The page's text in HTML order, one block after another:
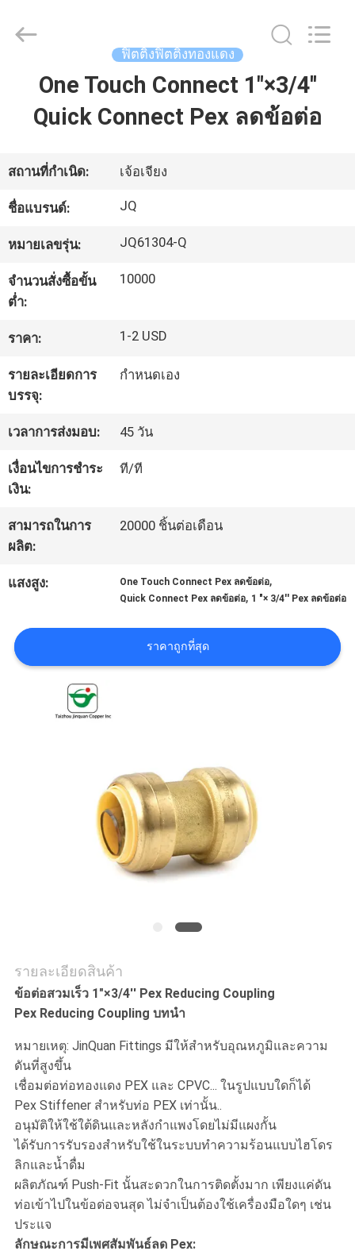
บ้าน
เกี่ยว
กับ
เรา
ทัวร์
โรงงาน
ควบคุม
คุณภาพ
ติดต่อ
เรา
ข่าว
POLICY
JinQuan
Copper
ฟิตติ้งฟิตติ้งทองแดง
One Touch Connect 1"×3/4''
Quick Connect Pex ลดข้อต่อ
สถานที่กำเนิด: เจ้อเจียง
ชื่อแบรนด์: JQ
หมายเลขรุ่น: JQ61304-Q
จำนวนสั่งซื้อขั้น
ต่ำ:
10000
ราคา: 1-2 USD
รายละเอียดการ
บรรจุ:
กำหนดเอง
เวลาการส่งมอบ: 45 วัน
เงื่อนไขการชำระ
เงิน:
ที/ที
สามารถในการ
ผลิต:
20000 ชิ้นต่อเดือน
แสงสูง: One Touch Connect Pex ลดข้อต่อ,
Quick Connect Pex ลดข้อต่อ, 1 "× 3/4'' Pex ลดข้อต่อ
ราคาถูกที่สุด
รายละเอียดสินค้า
ข้อต่อสวมเร็ว 1"×3/4'' Pex Reducing Coupling
Pex Reducing Coupling บทนำ
หมายเหตุ: JinQuan Fittings มีให้สำหรับอุณหภูมิและความ
ดันที่สูงขึ้น
เชื่อมต่อท่อทองแดง PEX และ CPVC... ในรูปแบบใดก็ได้
Pex Stiffener สำหรับท่อ PEX เท่านั้น..
อนุมัติให้ใช้ใต้ดินและหลังกำแพงโดยไม่มีแผงกั้น
ได้รับการรับรองสำหรับใช้ในระบบทำความร้อนแบบไฮโดร
ลิกและน้ำดื่ม
ผลิตภัณฑ์ Push-Fit นั้นสะดวกในการติดตั้งมาก เพียงแค่ดัน
ท่อเข้าไปในข้อต่อจนสุด ไม่จำเป็นต้องใช้เครื่องมือใดๆ เช่น
ประแจ
ลักษณะการมีเพศสัมพันธ์ลด Pex: